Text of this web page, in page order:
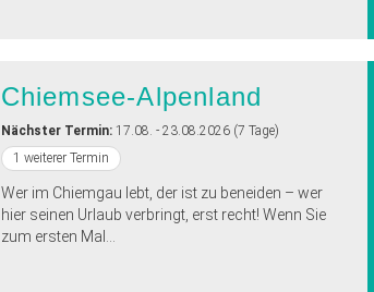
Chiemsee-Alpenland
Nächster Termin: 17.08. - 23.08.2026 (7 Tage)
1 weiterer Termin
Wer im Chiemgau lebt, der ist zu beneiden – wer
hier seinen Urlaub verbringt, erst recht! Wenn Sie
zum ersten Mal...